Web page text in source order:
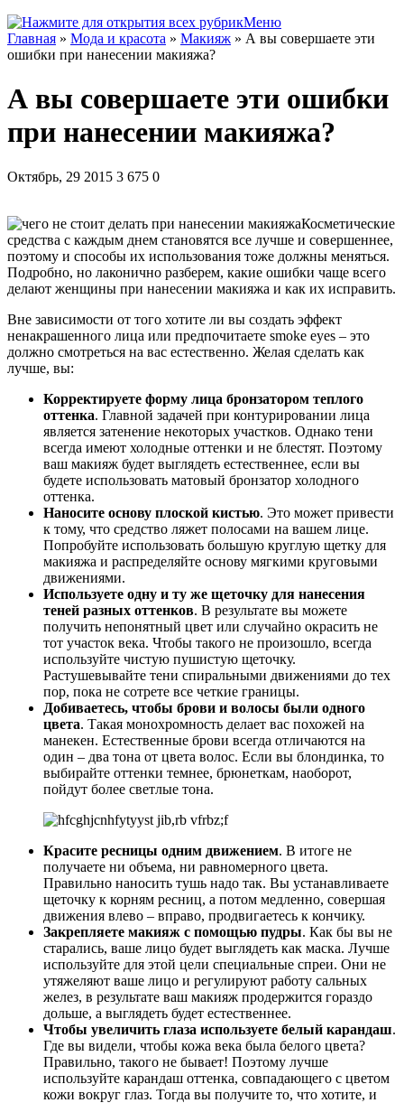
Меню
Главная » Мода и красота » Макияж » А вы совершаете эти
ошибки при нанесении макияжа?
А вы совершаете эти ошибки
при нанесении макияжа?
Октябрь, 29 2015 3 675 0
Косметические
средства с каждым днем становятся все лучше и совершеннее,
поэтому и способы их использования тоже должны меняться.
Подробно, но лаконично разберем, какие ошибки чаще всего
делают женщины при нанесении макияжа и как их исправить.
Вне зависимости от того хотите ли вы создать эффект
ненакрашенного лица или предпочитаете smoke eyes – это
должно смотреться на вас естественно. Желая сделать как
лучше, вы:
Корректируете форму лица бронзатором теплого
оттенка. Главной задачей при контурировании лица
является затенение некоторых участков. Однако тени
всегда имеют холодные оттенки и не блестят. Поэтому
ваш макияж будет выглядеть естественнее, если вы
будете использовать матовый бронзатор холодного
оттенка.
Наносите основу плоской кистью. Это может привести
к тому, что средство ляжет полосами на вашем лице.
Попробуйте использовать большую круглую щетку для
макияжа и распределяйте основу мягкими круговыми
движениями.
Используете одну и ту же щеточку для нанесения
теней разных оттенков. В результате вы можете
получить непонятный цвет или случайно окрасить не
тот участок века. Чтобы такого не произошло, всегда
используйте чистую пушистую щеточку.
Растушевывайте тени спиральными движениями до тех
пор, пока не сотрете все четкие границы.
Добиваетесь, чтобы брови и волосы были одного
цвета. Такая монохромность делает вас похожей на
манекен. Естественные брови всегда отличаются на
один – два тона от цвета волос. Если вы блондинка, то
выбирайте оттенки темнее, брюнеткам, наоборот,
пойдут более светлые тона.
Красите ресницы одним движением. В итоге не
получаете ни объема, ни равномерного цвета.
Правильно наносить тушь надо так. Вы устанавливаете
щеточку к корням ресниц, а потом медленно, совершая
движения влево – вправо, продвигаетесь к кончику.
Закрепляете макияж с помощью пудры. Как бы вы не
старались, ваше лицо будет выглядеть как маска. Лучше
используйте для этой цели специальные спреи. Они не
утяжеляют ваше лицо и регулируют работу сальных
желез, в результате ваш макияж продержится гораздо
дольше, а выглядеть будет естественнее.
Чтобы увеличить глаза используете белый карандаш.
Где вы видели, чтобы кожа века была белого цвета?
Правильно, такого не бывает! Поэтому лучше
используйте карандаш оттенка, совпадающего с цветом
кожи вокруг глаз. Тогда вы получите то, что хотите, и